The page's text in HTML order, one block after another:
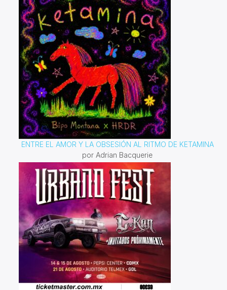
ENTRE EL AMOR Y LA OBSESIÓN AL RITMO DE KETAMINA
por Adrian Bacquerie